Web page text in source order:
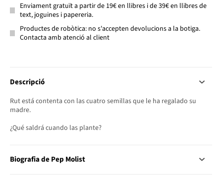
Enviament gratuït a partir de 19€ en llibres i de 39€ en llibres de
text, joguines i papereria.
Productes de robòtica: no s'accepten devolucions a la botiga.
Contacta amb atenció al client
Descripció
Rut está contenta con las cuatro semillas que le ha regalado su
madre.
¿Qué saldrá cuando las plante?
Biografia de Pep Molist